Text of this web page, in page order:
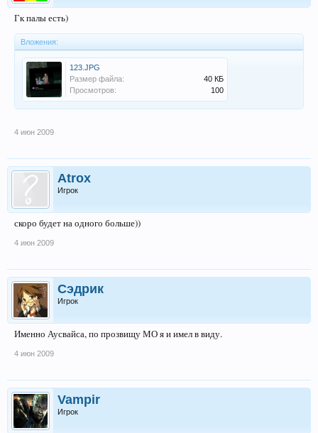
Гк палы есть)
Вложения:
123.JPG
Размер файла:
40 КБ
Просмотров:
100
4 июн 2009
Atrox
Игрок
скоро будет на одного больше))
4 июн 2009
Сэдрик
Игрок
Именно Аусвайса, по прозвищу МО я и имел в виду.
4 июн 2009
Vampir
Игрок